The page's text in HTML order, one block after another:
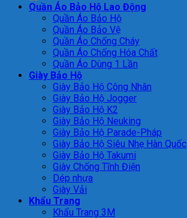
Quần Áo Bảo Hộ Lao Động
Quần Áo Bảo Hộ
Quần Áo Bảo Vệ
Quần Áo Chống Cháy
Quần Áo Chống Hóa Chất
Quần Áo Dùng 1 Lần
Giày Bảo Hộ
Giày Bảo Hộ Công Nhân
Giày Bảo Hộ Jogger
Giày Bảo Hộ K2
Giày Bảo Hộ Neuking
Giày Bảo Hộ Parade-Pháp
Giày Bảo Hộ Siêu Nhẹ Hàn Quốc
Giày Bảo Hộ Takumi
Giày Chống Tĩnh Điện
Dép nhựa
Giày Vải
Khẩu Trang
Khẩu Trang 3M